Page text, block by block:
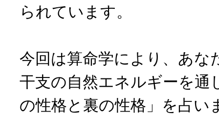
られています。
今回は算命学により、あな
干支の自然エネルギーを通
の性格と裏の性格」を占い